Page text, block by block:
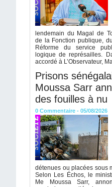
lendemain du Magal de
de la Fonction publique,
Réforme du service
logique de représailles.
accordé à L’Observateur,
Prisons
Moussa Sarr
des fouilles à nu
0 Commentaire - 05/08/2026
détenues ou placées sous
Selon Les Échos, le
Me Moussa Sarr,